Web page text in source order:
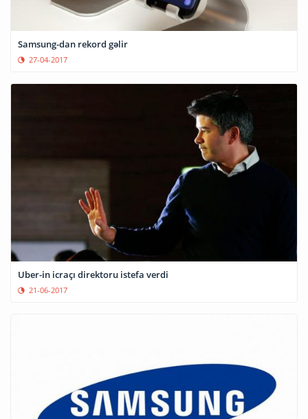
Samsung-dan rekord gəlir
27-04-2017
Uber-in icraçı direktoru istefa verdi
21-06-2017